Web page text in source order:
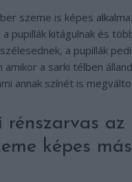
szeme is képes
a pupillák kitágulnak és
a pupillák
amikor a sarki télben
annak színét is
rénszarvas
képes